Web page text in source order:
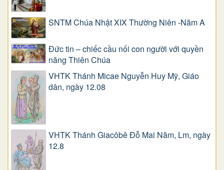
SNTM Chúa Nhật XIX Thường Niên -Năm A
Đức tin – chiếc cầu nối con người với quyền
năng Thiên Chúa
VHTK Thánh Micae Nguyễn Huy Mỹ, Giáo
dân, ngày 12.08
VHTK Thánh Giacôbê Ðỗ Mai Năm, Lm, ngày
12.8